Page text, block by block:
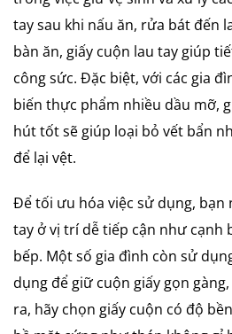
tay sau khi nấu ăn, rửa bát đến
bàn ăn, giấy cuộn lau tay giúp
công sức. Đặc biệt, với các gia
biến thực phẩm nhiều dầu mỡ,
hút tốt sẽ giúp loại bỏ vết bẩn
để lại vệt.
Để tối ưu hóa việc sử dụng, bạn
tay ở vị trí dễ tiếp cận như cạnh
bếp. Một số gia đình còn sử
dụng để giữ cuộn giấy gọn
ra, hãy chọn giấy cuộn có độ